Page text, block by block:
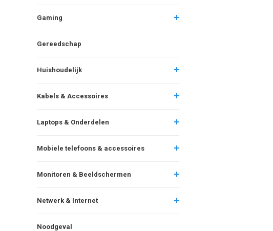
Gaming
Gereedschap
Huishoudelijk
Kabels & Accessoires
Laptops & Onderdelen
Mobiele telefoons & accessoires
Monitoren & Beeldschermen
Netwerk & Internet
Noodgeval